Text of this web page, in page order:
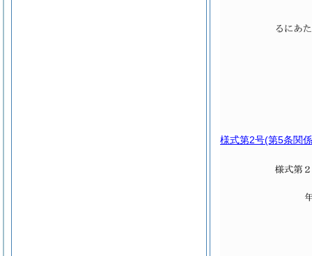
様式第2号(第5条関